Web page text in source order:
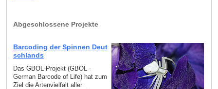
Abgeschlossene Projekte
Barcoding der Spinnen Deut
schlands
Das GBOL-Projekt (GBOL -
German Barcode of Life) hat zum
Ziel die Artenvielfalt aller